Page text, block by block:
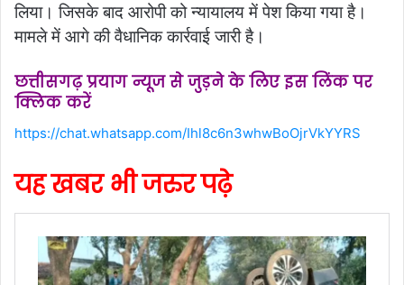
लिया। जिसके बाद आरोपी को न्यायालय में पेश किया गया है।
मामले में आगे की वैधानिक कार्रवाई जारी है।
छत्तीसगढ़ प्रयाग न्यूज से जुड़ने के लिए इस लिंक पर
क्लिक करें
https://chat.whatsapp.com/Ihl8c6n3whwBoOjrVkYYRS
यह खबर भी जरुर पढ़े